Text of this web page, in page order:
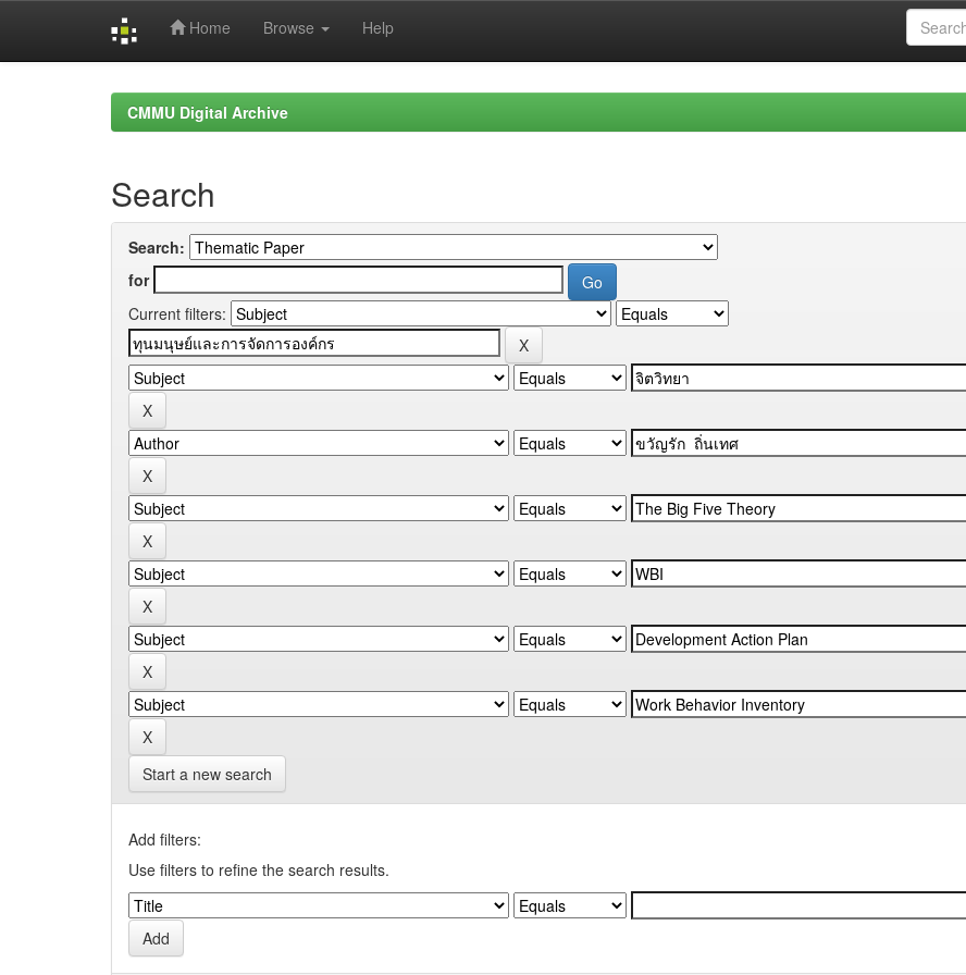
Home Browse Help
CMMU Digital Archive
Search
Search:
for
Current filters:
Start a new search
Add filters:
Use filters to refine the search results.